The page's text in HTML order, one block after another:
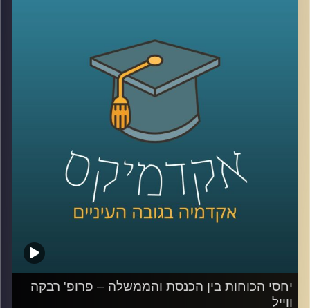
להעלות להצבעה את המשך כהונתו בתפקיד. לאחר
שאדלשטיין לא העלה את הנושא להצבעה הוגשה עתירה לבית
המשפט העליון בבקשה שבג"ץ יורה לאלשטיין לעשות זאת.
בית המשפט נעתר ויו"ר הכנסת התפטר מתפקידו.
למה הפסיקה הזאת כל כך משמעותית? מה המשמעות של
החזקת תפקיד יושב ראש הכנסת בידי המפלגה שלך ומה
הבעייתיות בסעד שניתן? האזינו לחלק השני של השיחה עם
פרופ' רבקה ווייל, מרצה וחוקרת של משפט החוקתי והציבורי
בבית הספר למשפטים, כאן באוניברסיטה.
יחסי הכוחות בין הכנסת והממשלה – פרופ' רבקה
ווייל